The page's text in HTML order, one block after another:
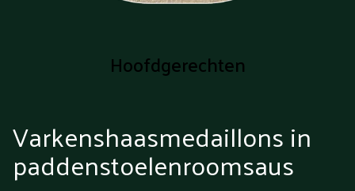
Hoofdgerechten
Varkenshaasmedaillons in
paddenstoelenroomsaus